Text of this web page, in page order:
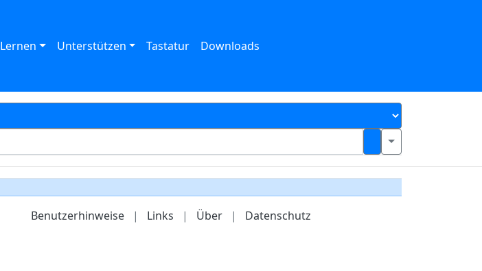
Lernen Unterstützen Tastatur Downloads
Benutzerhinweise | Links | Über | Datenschutz